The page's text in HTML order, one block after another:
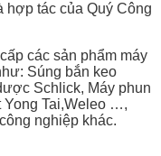
hợp tác của Quý Công
các sản phẩm máy
Súng bắn keo
Schlick, Máy phun
Yong Tai,Weleo …,
nghiệp khác.